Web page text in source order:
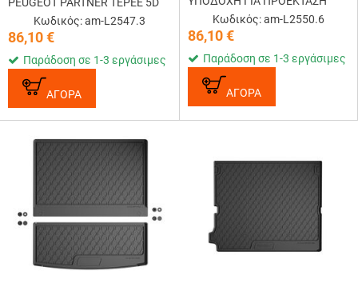
05/2008-08/2018 (ΜΕ
ΥΠΟΔΟΧΗ ΓΙΑ ΠΡΟΕΚΤΑΣΗ
L2519.8+L2519.9) ΣΚΑΦΗ
ΠΟΡΤ ΜΠΑΓΚΑΖ ...
Κωδικός: am-L2547.3
86,10€
Παράδοση σε 1-3 εργάσιμες
ΑΓΟΡΑ
L2519.8+L2519.9)
Κωδικός: am-L2550.6
86,10€
Παράδοση σε 1-3 εργάσιμες
ΑΓΟΡΑ